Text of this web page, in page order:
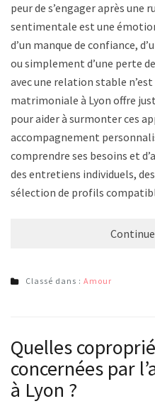
peur de s’engager après une
sentimentale est une
d’un manque de confiance,
ou simplement d’une perte
avec une relation stable
matrimoniale à Lyon offre
pour aider à surmonter ces
accompagnement
comprendre ses besoins et
des entretiens individuels,
sélection de profils
Classé dans : Amour
Quelles
concernées par
à Lyon ?